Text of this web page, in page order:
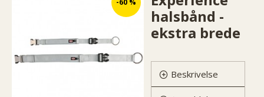
-60 %
halsbånd -
ekstra brede
Beskrivelse